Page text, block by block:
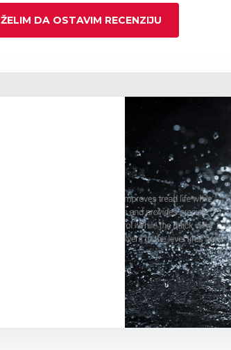
ŽELIM DA OSTAVIM RECENZIJU